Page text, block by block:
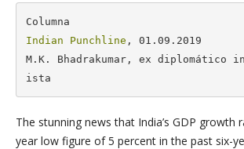
Indian Punchline , 01.09.2019
M.K. Bhadrakumar, ex diplomático
ista
The stunning news that India’s GDP growth
year low figure of 5 percent in the past six-